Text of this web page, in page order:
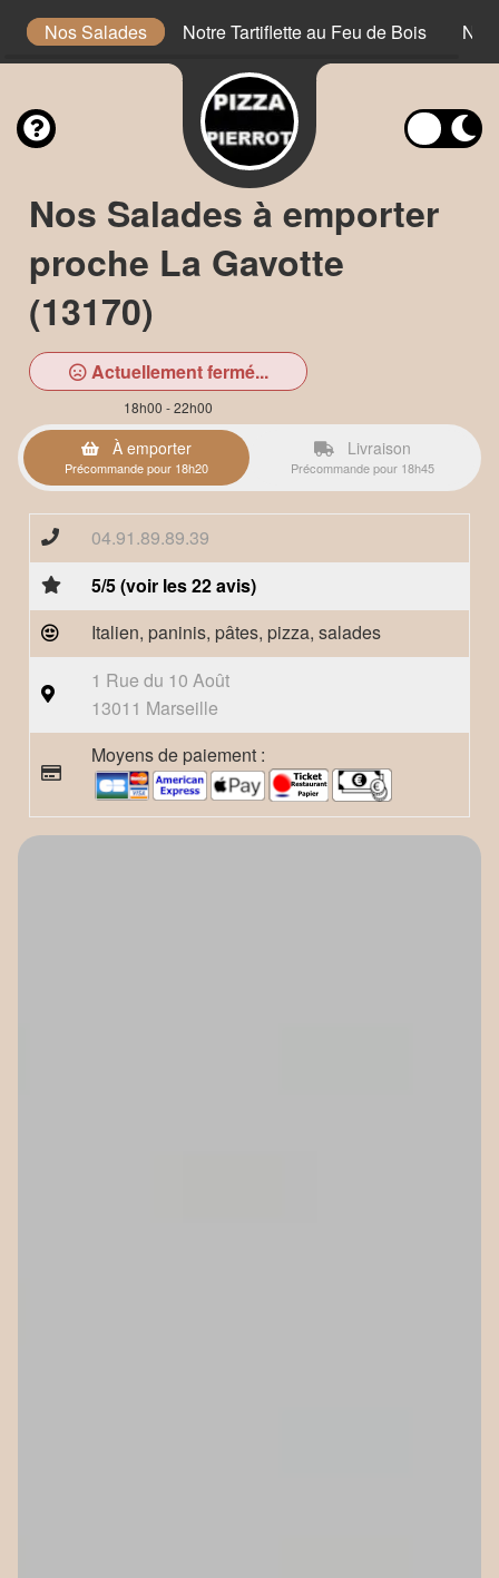
Nos Salades Notre Tartiflette au Feu de Bois
Nos Salades à emporter
proche La Gavotte
(13170)
Actuellement fermé...
18h00 - 22h00
À emporter
Précommande pour 18h20
Livraison
Précommande pour 18h45
04.91.89.89.39
5/5 (voir les 22 avis)
Italien, paninis, pâtes, pizza, salades
1 Rue du 10 Août
13011 Marseille
Moyens de paiement :